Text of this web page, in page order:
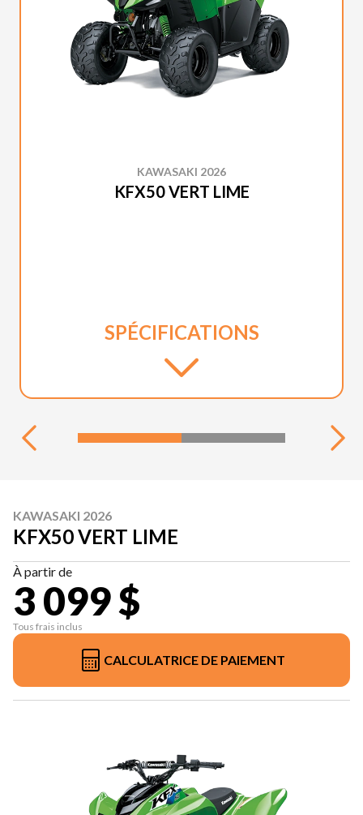
KAWASAKI 2026
KFX50 VERT LIME
SPÉCIFICATIONS
KAWASAKI 2026
KFX50 VERT LIME
À partir de
3 099 $
Tous frais inclus
CALCULATRICE DE PAIEMENT